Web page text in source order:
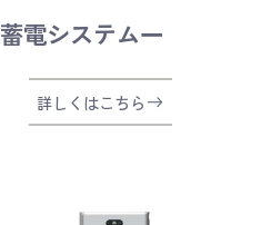
電システム一
詳しくはこちら